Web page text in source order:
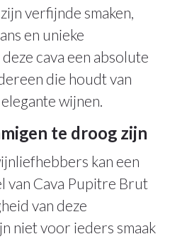
verfijnde smaken,
en unieke
cava een absolute
die houdt van
wijnen.
te droog zijn
kan een
van Cava Pupitre Brut
van deze
niet voor ieders smaak